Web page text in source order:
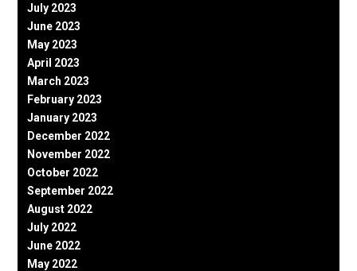
July 2023
June 2023
May 2023
April 2023
March 2023
February 2023
January 2023
December 2022
November 2022
October 2022
September 2022
August 2022
July 2022
June 2022
May 2022